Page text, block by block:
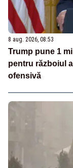
8 aug. 2026, 08:53
Trump pune 1
pentru războiul
ofensivă